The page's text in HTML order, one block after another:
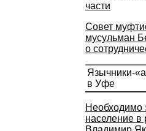
части
Совет
мусульман
о
Язычники-
в Уфе
Необходимо
население в